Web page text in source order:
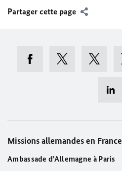
Partager cette page
Missions allemandes en France
Ambassade d'Allemagne à Paris